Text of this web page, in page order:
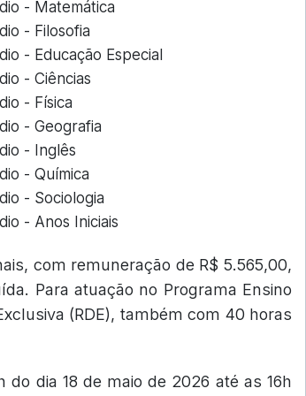
- Matemática
- Filosofia
- Educação Especial
- Ciências
- Física
- Geografia
- Inglês
- Química
- Sociologia
- Anos Iniciais
com remuneração de R$ 5.565,00,
Para atuação no Programa Ensino
(RDE), também com 40 horas
dia 18 de maio de 2026 até as 16h